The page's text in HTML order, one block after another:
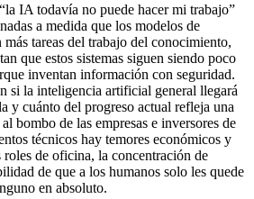
IA todavía no puede hacer mi trabajo”
a medida que los modelos de
tareas del trabajo del conocimiento,
que estos sistemas siguen siendo poco
inventan información con seguridad.
si la inteligencia artificial general llegará
y cuánto del progreso actual refleja una
bombo de las empresas e inversores de
técnicos hay temores económicos y
roles de oficina, la concentración de
de que a los humanos solo les quede
en absoluto.